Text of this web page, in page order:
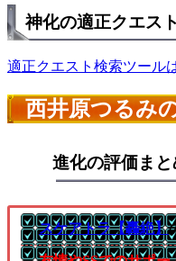
神化の適正クエスト
適正クエスト検索ツール
西井原つるみ
進化の評価まと
スケアトラ【轟絶】